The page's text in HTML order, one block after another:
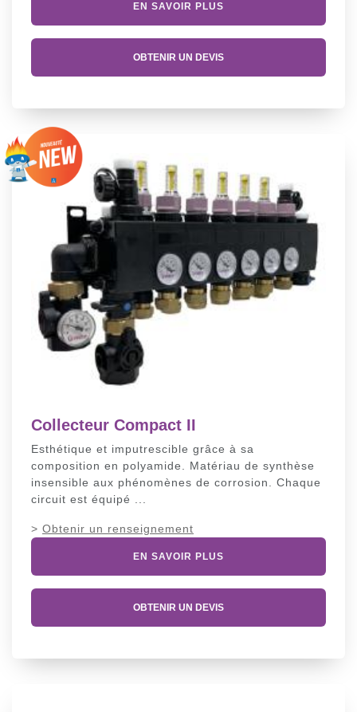
EN SAVOIR PLUS
OBTENIR UN DEVIS
Collecteur Compact II
Esthétique et imputrescible grâce à sa
composition en polyamide. Matériau de synthèse
insensible aux phénomènes de corrosion. Chaque
circuit est équipé ...
> Obtenir un renseignement
EN SAVOIR PLUS
OBTENIR UN DEVIS